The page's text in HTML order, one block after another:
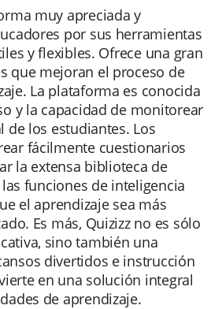
muy apreciada y
por sus herramientas
y flexibles. Ofrece una gran
que mejoran el proceso de
La plataforma es conocida
y la capacidad de monitorear
de los estudiantes. Los
fácilmente cuestionarios
la extensa biblioteca de
funciones de inteligencia
el aprendizaje sea más
Es más, Quizizz no es sólo
sino también una
divertidos e instrucción
en una solución integral
de aprendizaje.